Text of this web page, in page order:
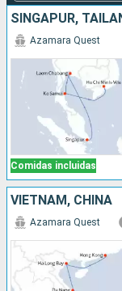
SINGAPUR,
Comidas incluidas
Azamara Quest
VIETNAM, CHINA
Azamara Quest